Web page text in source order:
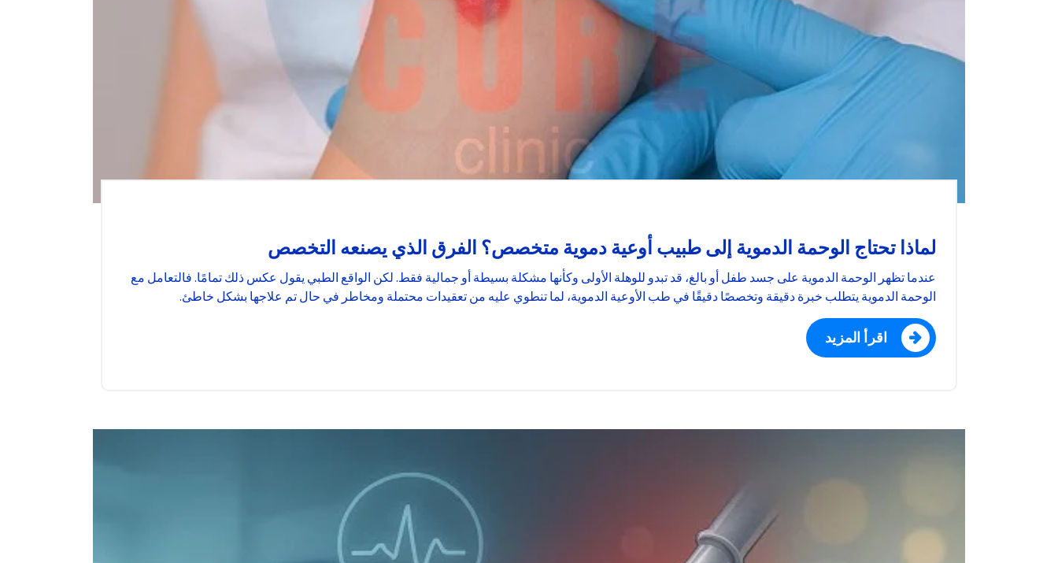
لماذا تحتاج الوحمة الدموية إلى طبيب أوعية دموية متخصص؟ الفرق الذي يصنعه التخصص
عندما تظهر الوحمة الدموية على جسد طفل أو بالغ، قد تبدو للوهلة الأولى وكأنها مشكلة بسيطة أو جمالية فقط. لكن الواقع الطبي يقول عكس ذلك تمامًا. فالتعامل مع
الوحمة الدموية يتطلب خبرة دقيقة وتخصصًا دقيقًا في طب الأوعية الدموية، لما تنطوي عليه من تعقيدات محتملة ومخاطر في حال تم علاجها بشكل خاطئ.
اقرأ المزيد